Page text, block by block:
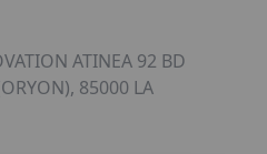
ATINEA 92 BD
85000 LA